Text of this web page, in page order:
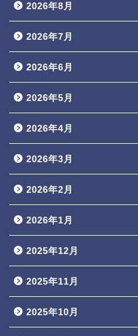
2026年8月
2026年7月
2026年6月
2026年5月
2026年4月
2026年3月
2026年2月
2026年1月
2025年12月
2025年11月
2025年10月